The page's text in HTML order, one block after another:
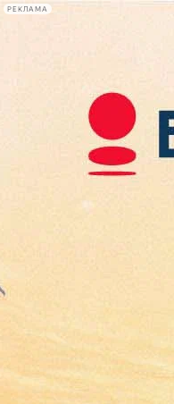
РЕКЛАМА
Сегодня:
2026.08.10
10:22
Афиша Plus